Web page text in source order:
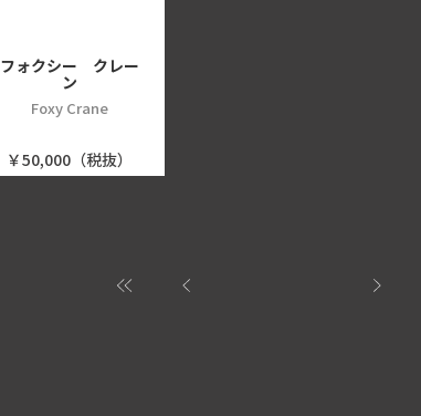
フォクシー クレー
ン
Foxy Crane
￥50,000（税抜）